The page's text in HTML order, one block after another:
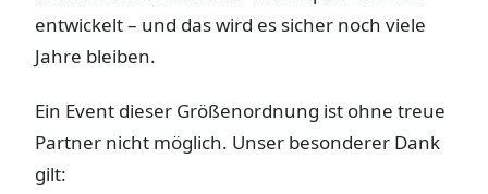
entwickelt – und das wird es sicher noch viele
Jahre bleiben.
Ein Event dieser Größenordnung ist ohne treue
Partner nicht möglich. Unser besonderer Dank
gilt: